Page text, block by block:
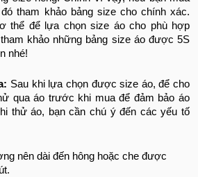
tham khảo bảng size cho chính xác.
thể để lựa chọn size áo cho phù hợp
khảo những bảng size áo được 5S
nhé!
Sau khi lựa chọn được size áo, để cho
qua áo trước khi mua để đảm bảo áo
thử áo, bạn cần chú ý đến các yếu tố
nên dài đến hông hoặc che được